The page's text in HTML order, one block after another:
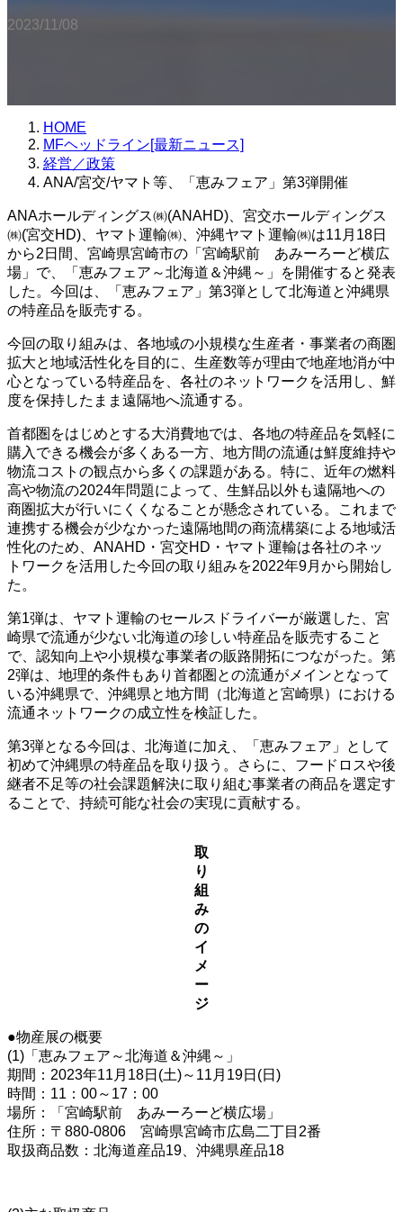
2023/11/08
HOME
MFヘッドライン[最新ニュース]
経営／政策
ANA/宮交/ヤマト等、「恵みフェア」第3弾開催
ANAホールディングス㈱(ANAHD)、宮交ホールディングス
㈱(宮交HD)、ヤマト運輸㈱、沖縄ヤマト運輸㈱は11月18日
から2日間、宮崎県宮崎市の「宮崎駅前 あみーろーど横広
場」で、「恵みフェア～北海道＆沖縄～」を開催すると発表
した。今回は、「恵みフェア」第3弾として北海道と沖縄県
の特産品を販売する。
今回の取り組みは、各地域の小規模な生産者・事業者の商圏
拡大と地域活性化を目的に、生産数等が理由で地産地消が中
心となっている特産品を、各社のネットワークを活用し、鮮
度を保持したまま遠隔地へ流通する。
首都圏をはじめとする大消費地では、各地の特産品を気軽に
購入できる機会が多くある一方、地方間の流通は鮮度維持や
物流コストの観点から多くの課題がある。特に、近年の燃料
高や物流の2024年問題によって、生鮮品以外も遠隔地への
商圏拡大が行いにくくなることが懸念されている。これまで
連携する機会が少なかった遠隔地間の商流構築による地域活
性化のため、ANAHD・宮交HD・ヤマト運輸は各社のネッ
トワークを活用した今回の取り組みを2022年9月から開始し
た。
第1弾は、ヤマト運輸のセールスドライバーが厳選した、宮
崎県で流通が少ない北海道の珍しい特産品を販売すること
で、認知向上や小規模な事業者の販路開拓につながった。第
2弾は、地理的条件もあり首都圏との流通がメインとなって
いる沖縄県で、沖縄県と地方間（北海道と宮崎県）における
流通ネットワークの成立性を検証した。
第3弾となる今回は、北海道に加え、「恵みフェア」として
初めて沖縄県の特産品を取り扱う。さらに、フードロスや後
継者不足等の社会課題解決に取り組む事業者の商品を選定す
ることで、持続可能な社会の実現に貢献する。
取
り
組
み
の
イ
メ
ー
ジ
●物産展の概要
(1)「恵みフェア～北海道＆沖縄～」
期間：2023年11月18日(土)～11月19日(日)
時間：11：00～17：00
場所：「宮崎駅前 あみーろーど横広場」
住所：〒880-0806 宮崎県宮崎市広島二丁目2番
取扱商品数：北海道産品19、沖縄県産品18